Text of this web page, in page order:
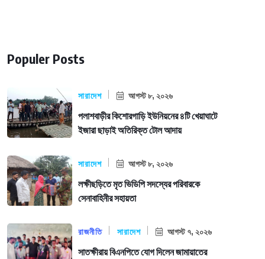
Populer Posts
সারাদেশ আগস্ট ৮, ২০২৬
পলাশবাড়ীর কিশোরগাড়ি ইউনিয়নের ৪টি খেয়াঘাটে
ইজারা ছাড়াই অতিরিক্ত টোল আদায়
সারাদেশ আগস্ট ৮, ২০২৬
লক্ষীছড়িতে মৃত ভিডিপি সদস্যের পরিবারকে
সেনাবাহিনীর সহায়তা
রাজনীতি সারাদেশ আগস্ট ৭, ২০২৬
সাতক্ষীরায় বিএনপিতে যোগ দিলেন জামায়াতের